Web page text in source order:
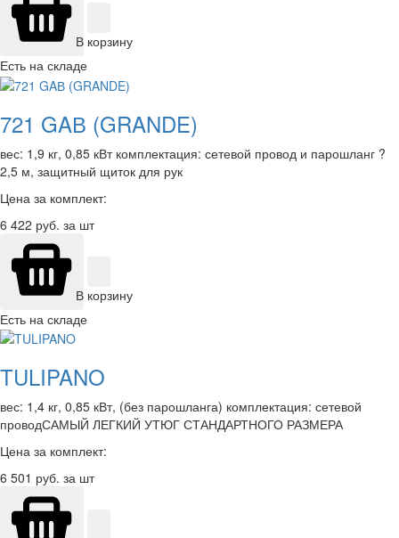
В корзину
Есть на складе
721 GAВ (GRANDE)
вес: 1,9 кг, 0,85 кВт комплектация: сетевой провод и парошланг ?
2,5 м, защитный щиток для рук
Цена за комплект:
6 422 руб. за шт
В корзину
Есть на складе
TULIPANO
вес: 1,4 кг, 0,85 кВт, (без парошланга) комплектация: сетевой
проводСАМЫЙ ЛЕГКИЙ УТЮГ СТАНДАРТНОГО РАЗМЕРА
Цена за комплект:
6 501 руб. за шт